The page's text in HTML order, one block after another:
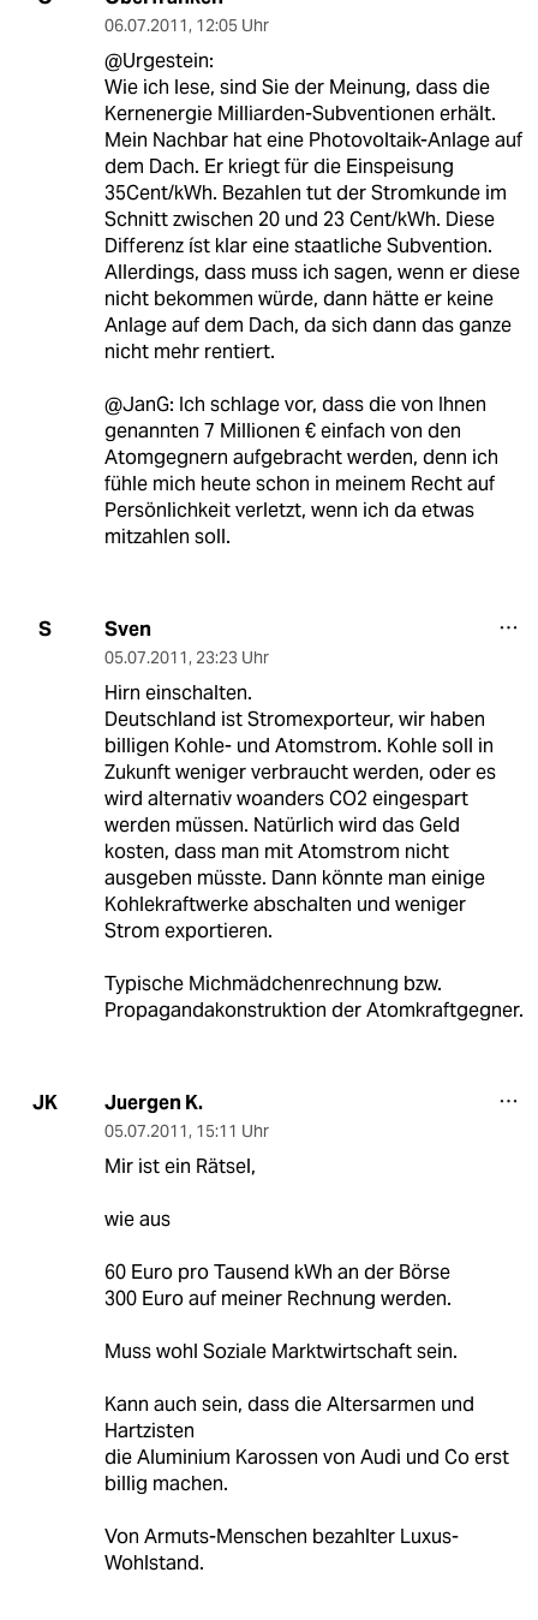
06.07.2011, 12:05 Uhr
@Urgestein:
Wie ich lese, sind Sie der Meinung, dass die
Kernenergie Milliarden-Subventionen erhält.
Mein Nachbar hat eine Photovoltaik-Anlage auf
dem Dach. Er kriegt für die Einspeisung
35Cent/kWh. Bezahlen tut der Stromkunde im
Schnitt zwischen 20 und 23 Cent/kWh. Diese
Differenz íst klar eine staatliche Subvention.
Allerdings, dass muss ich sagen, wenn er diese
nicht bekommen würde, dann hätte er keine
Anlage auf dem Dach, da sich dann das ganze
nicht mehr rentiert.
@JanG: Ich schlage vor, dass die von Ihnen
genannten 7 Millionen € einfach von den
Atomgegnern aufgebracht werden, denn ich
fühle mich heute schon in meinem Recht auf
Persönlichkeit verletzt, wenn ich da etwas
mitzahlen soll.
S Sven
05.07.2011, 23:23 Uhr
Hirn einschalten.
Deutschland ist Stromexporteur, wir haben
billigen Kohle- und Atomstrom. Kohle soll in
Zukunft weniger verbraucht werden, oder es
wird alternativ woanders CO2 eingespart
werden müssen. Natürlich wird das Geld
kosten, dass man mit Atomstrom nicht
ausgeben müsste. Dann könnte man einige
Kohlekraftwerke abschalten und weniger
Strom exportieren.
Typische Michmädchenrechnung bzw.
Propagandakonstruktion der Atomkraftgegner.
JK Juergen K.
05.07.2011, 15:11 Uhr
Mir ist ein Rätsel,
wie aus
60 Euro pro Tausend kWh an der Börse
300 Euro auf meiner Rechnung werden.
Muss wohl Soziale Marktwirtschaft sein.
Kann auch sein, dass die Altersarmen und
Hartzisten
die Aluminium Karossen von Audi und Co erst
billig machen.
Von Armuts-Menschen bezahlter Luxus-
Wohlstand.